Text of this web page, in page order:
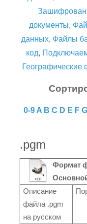
документы,
данных, Файлы
код,
Географические
0-9 A B C D E F G
.pgm
Формат
Описание
файла .pgm
на русском